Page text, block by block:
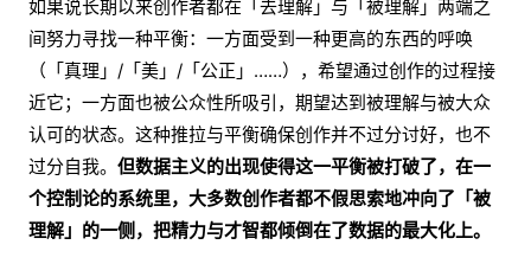
如果说长期以来创作者都在「去理解」与「被理解」两端之
间努力寻找一种平衡：一方面受到一种更高的东西的呼唤
（「真理」/「美」/「公正」……），希望通过创作的过程接
近它；一方面也被公众性所吸引，期望达到被理解与被大众
认可的状态。这种推拉与平衡确保创作并不过分讨好，也不
过分自我。 但数据主义的出现使得这一平衡被打破了，在一
个控制论的系统里，大多数创作者都不假思索地冲向了「被
理解」的一侧，把精力与才智都倾倒在了数据的最大化上。